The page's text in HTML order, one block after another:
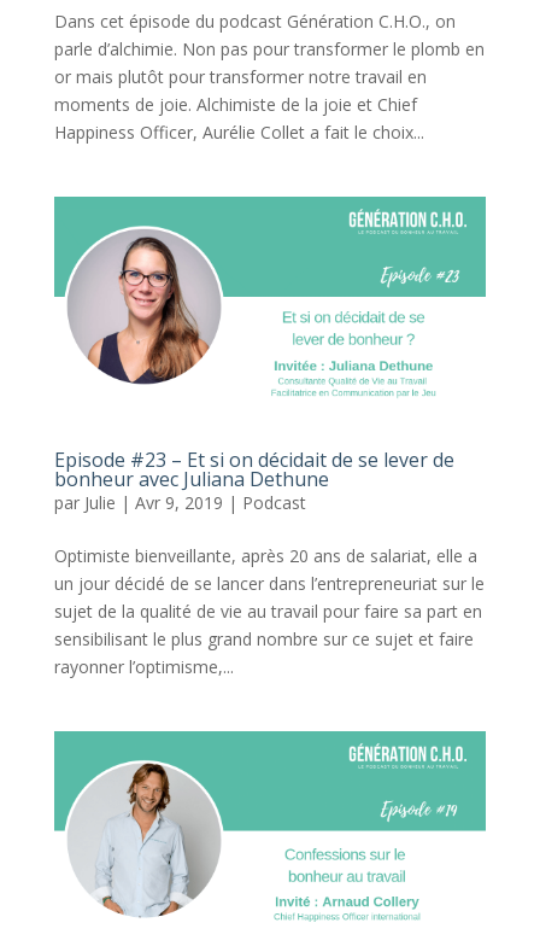
Dans cet épisode du podcast Génération C.H.O., on
parle d’alchimie. Non pas pour transformer le plomb en
or mais plutôt pour transformer notre travail en
moments de joie. Alchimiste de la joie et Chief
Happiness Officer, Aurélie Collet a fait le choix...
Episode #23 – Et si on décidait de se lever de
bonheur avec Juliana Dethune
par Julie | Avr 9, 2019 | Podcast
Optimiste bienveillante, après 20 ans de salariat, elle a
un jour décidé de se lancer dans l’entrepreneuriat sur le
sujet de la qualité de vie au travail pour faire sa part en
sensibilisant le plus grand nombre sur ce sujet et faire
rayonner l’optimisme,...